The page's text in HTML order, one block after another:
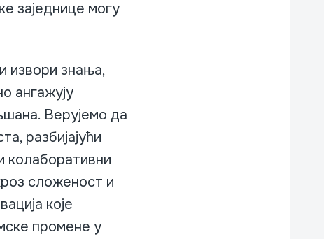
заједнице могу
извори знања,
ангажују
Верујемо да
разбијајући
колаборативни
сложеност и
које
промене у